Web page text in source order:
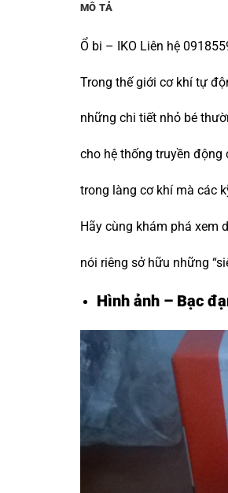
MÔ TẢ
Ổ bi – IKO Liên hệ
Trong thế giới cơ khí tự
những chi tiết nhỏ bé
cho hệ thống truyền
trong làng cơ khí mà các
Hãy cùng khám phá xem
nói riêng sở hữu những
Hình ảnh – Bạc